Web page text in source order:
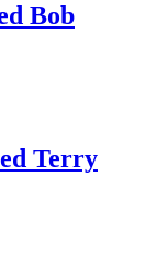
Bob
Terry